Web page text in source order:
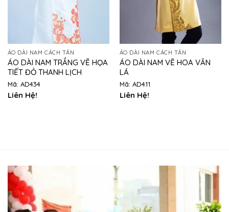
ÁO DÀI NAM CÁCH TÂN
ÁO DÀI NAM TRẮNG VẼ HỌA
TIẾT ĐỎ THANH LỊCH
Mã: AD434
Liên Hệ!
ÁO DÀI NAM CÁCH TÂN
ÁO DÀI NAM VẼ HOA VĂN
LÁ
Mã: AD411
Liên Hệ!